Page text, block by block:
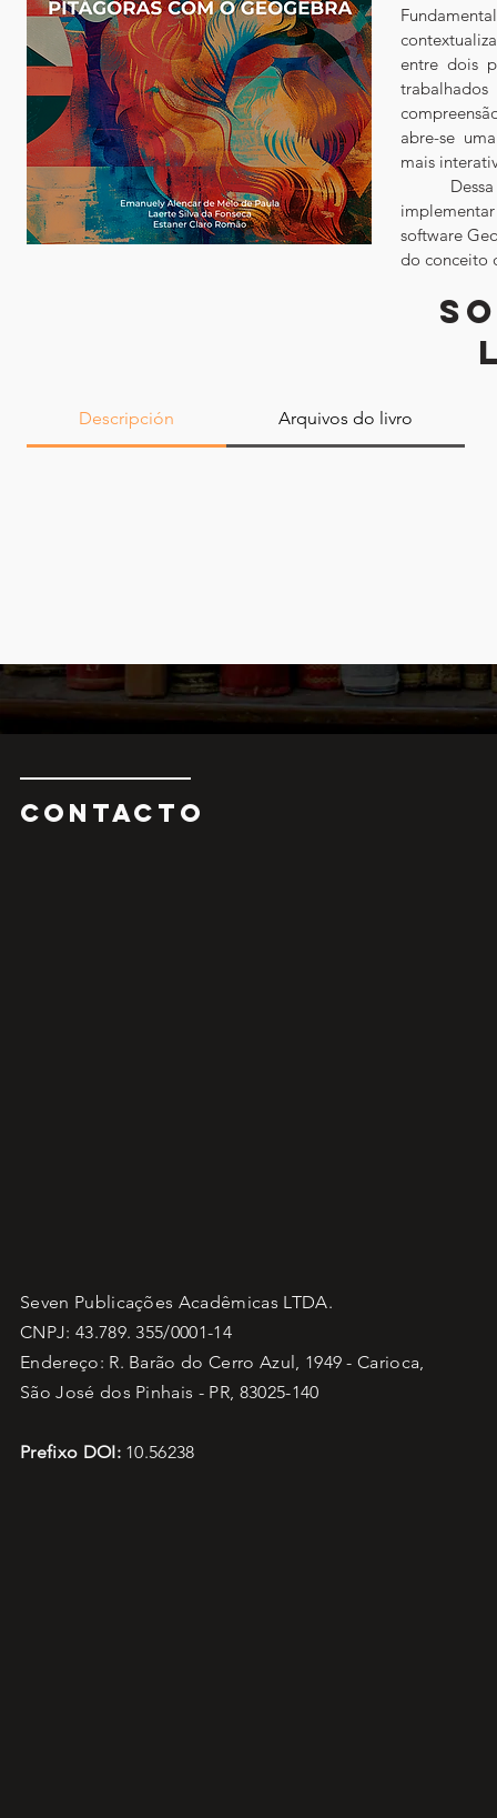
entre dois
abre-se
mais
software
do conceito
Descripción Arquivos do livro
CONTAcTO
Seven Publicações Acadêmicas LTDA.
CNPJ: 43.789. 355/0001-14
Endereço: R. Barão do Cerro Azul, 1949 - Carioca,
São José dos Pinhais - PR, 83025-140
Prefixo DOI:10.56238